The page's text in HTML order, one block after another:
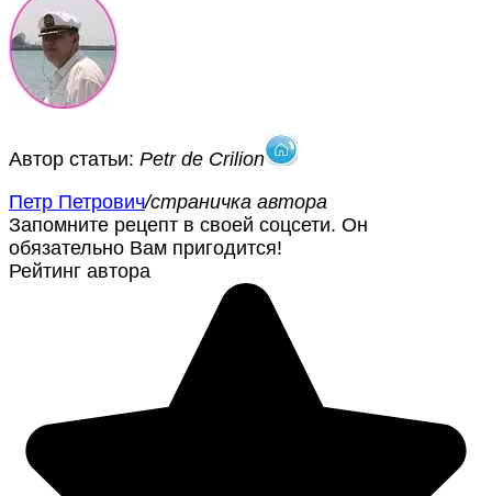
Автор статьи: Petr de Crilion
Петр Петрович/страничка автора
Запомните рецепт в своей соцсети. Он
обязательно Вам пригодится!
Рейтинг автора